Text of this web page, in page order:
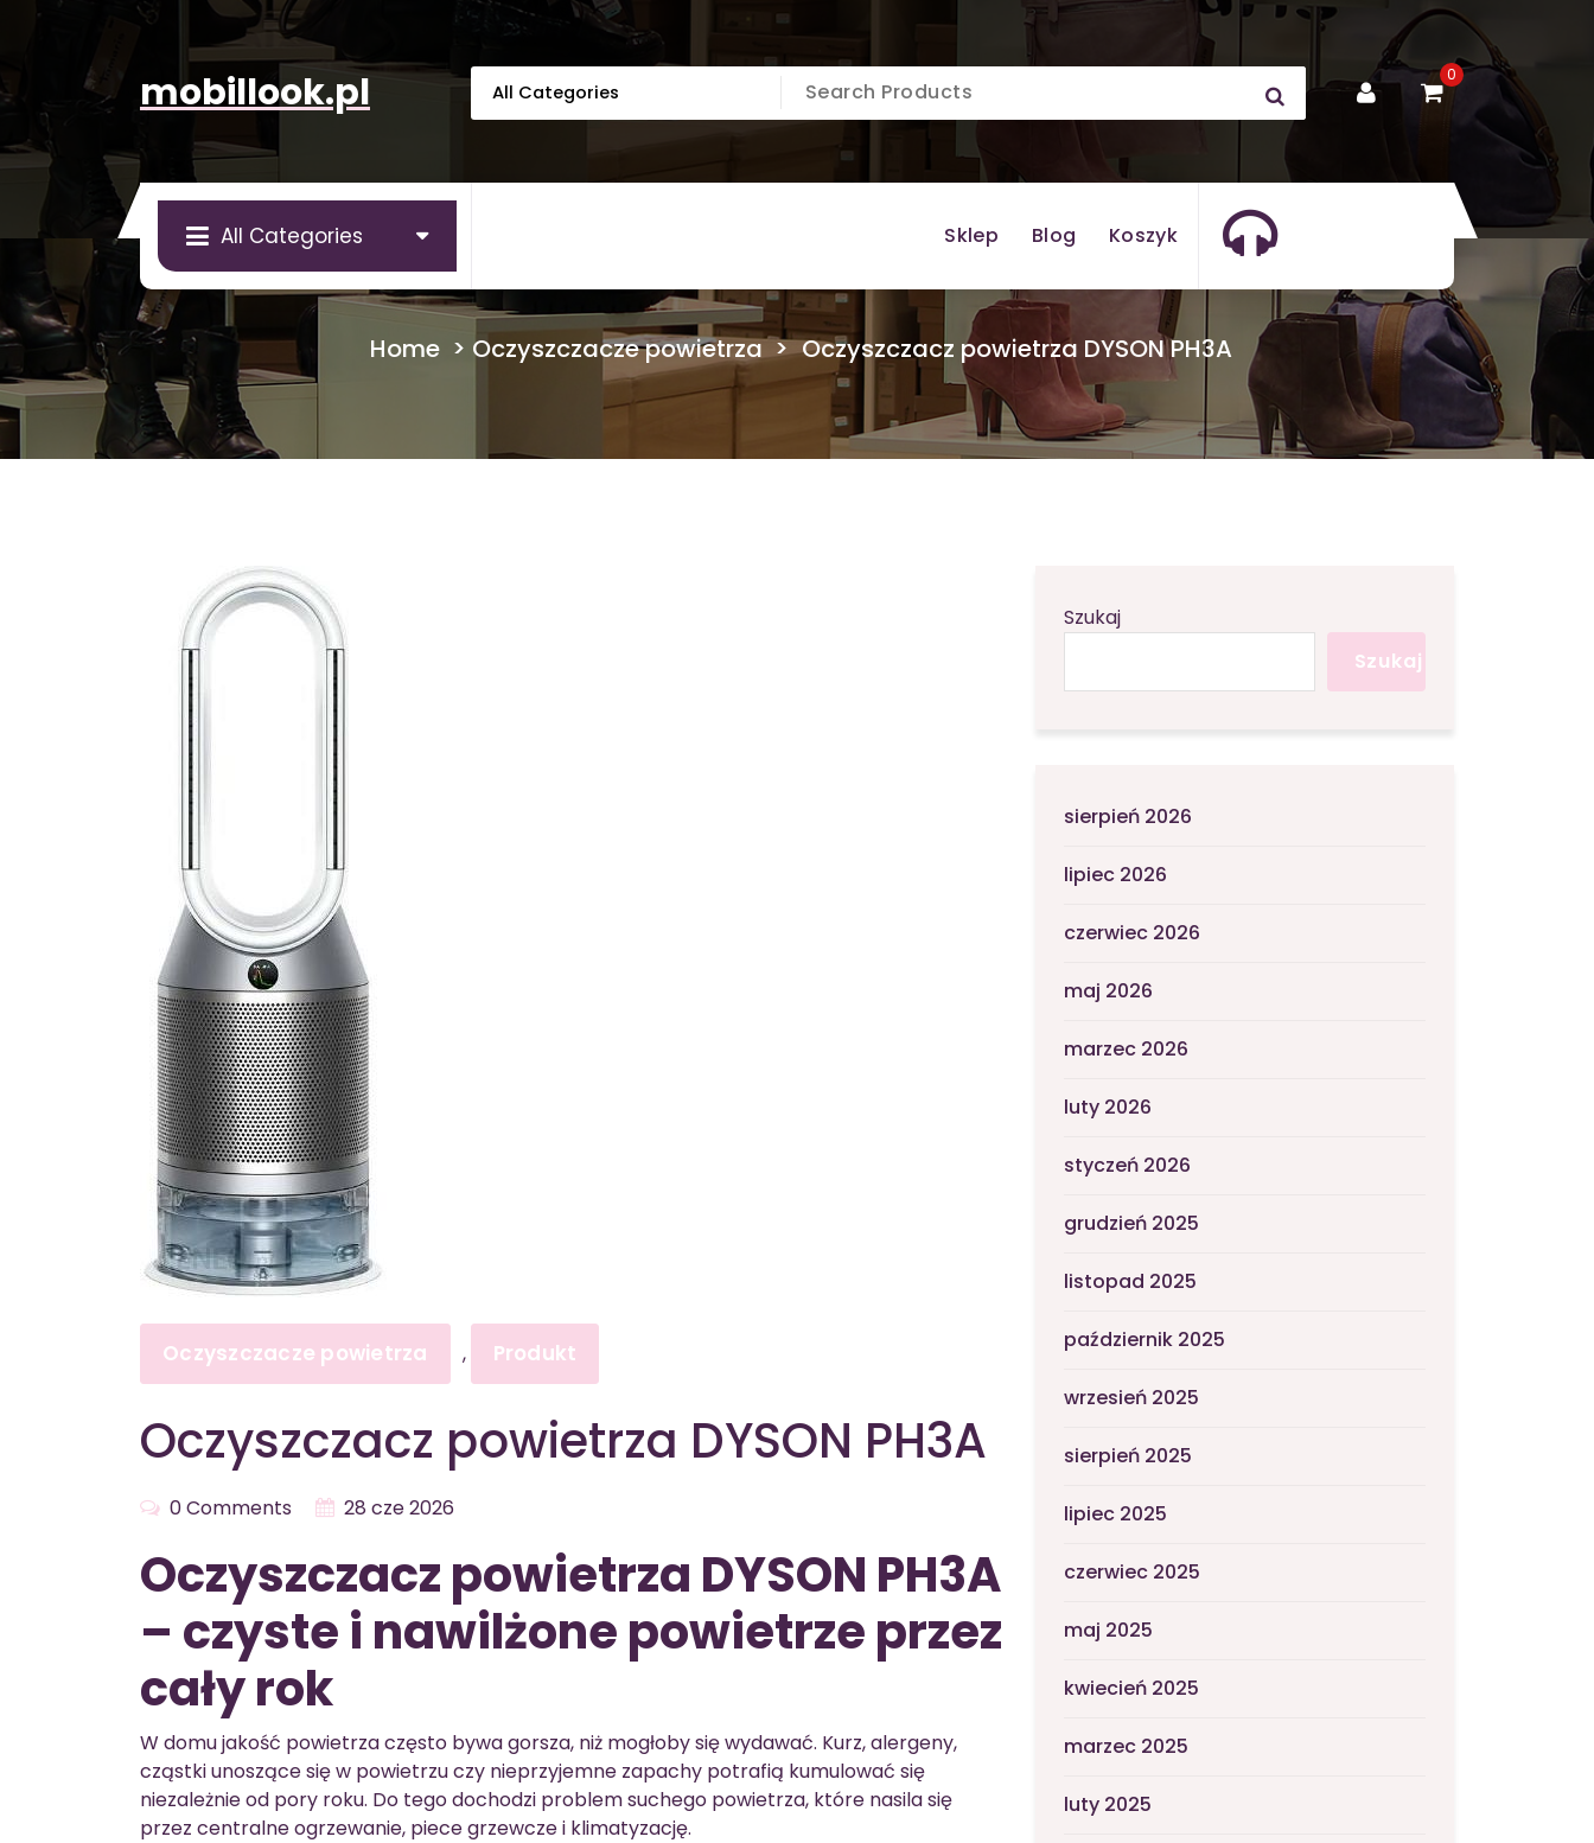
mobillook.pl 0
All Categories Sklep Blog Koszyk
Home> Oczyszczacze powietrza> Oczyszczacz powietrza DYSON PH3A
Oczyszczacze powietrza , Produkt
Oczyszczacz powietrza DYSON PH3A
0 Comments 28 cze 2026
Oczyszczacz powietrza DYSON PH3A
– czyste i nawilżone powietrze przez
cały rok
W domu jakość powietrza często bywa gorsza, niż mogłoby się wydawać. Kurz, alergeny,
cząstki unoszące się w powietrzu czy nieprzyjemne zapachy potrafią kumulować się
niezależnie od pory roku. Do tego dochodzi problem suchego powietrza, które nasila się
przez centralne ogrzewanie, piece grzewcze i klimatyzację.
Szukaj
Szukaj
sierpień 2026
lipiec 2026
czerwiec 2026
maj 2026
marzec 2026
luty 2026
styczeń 2026
grudzień 2025
listopad 2025
październik 2025
wrzesień 2025
sierpień 2025
lipiec 2025
czerwiec 2025
maj 2025
kwiecień 2025
marzec 2025
luty 2025